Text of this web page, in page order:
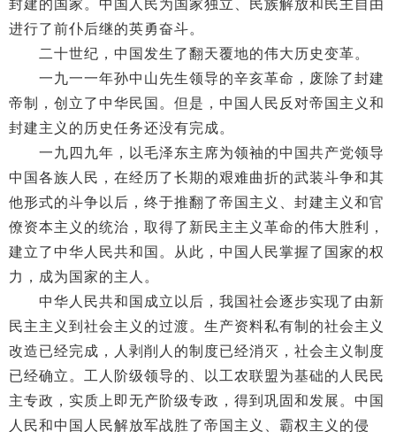
封建的国家。中国人民为国家独立、民族解放和民主自由
进行了前仆后继的英勇奋斗。
二十世纪，中国发生了翻天覆地的伟大历史变革。
一九一一年孙中山先生领导的辛亥革命，废除了封建
帝制，创立了中华民国。但是，中国人民反对帝国主义和
封建主义的历史任务还没有完成。
一九四九年，以毛泽东主席为领袖的中国共产党领导
中国各族人民，在经历了长期的艰难曲折的武装斗争和其
他形式的斗争以后，终于推翻了帝国主义、封建主义和官
僚资本主义的统治，取得了新民主主义革命的伟大胜利，
建立了中华人民共和国。从此，中国人民掌握了国家的权
力，成为国家的主人。
中华人民共和国成立以后，我国社会逐步实现了由新
民主主义到社会主义的过渡。生产资料私有制的社会主义
改造已经完成，人剥削人的制度已经消灭，社会主义制度
已经确立。工人阶级领导的、以工农联盟为基础的人民民
主专政，实质上即无产阶级专政，得到巩固和发展。中国
人民和中国人民解放军战胜了帝国主义、霸权主义的侵